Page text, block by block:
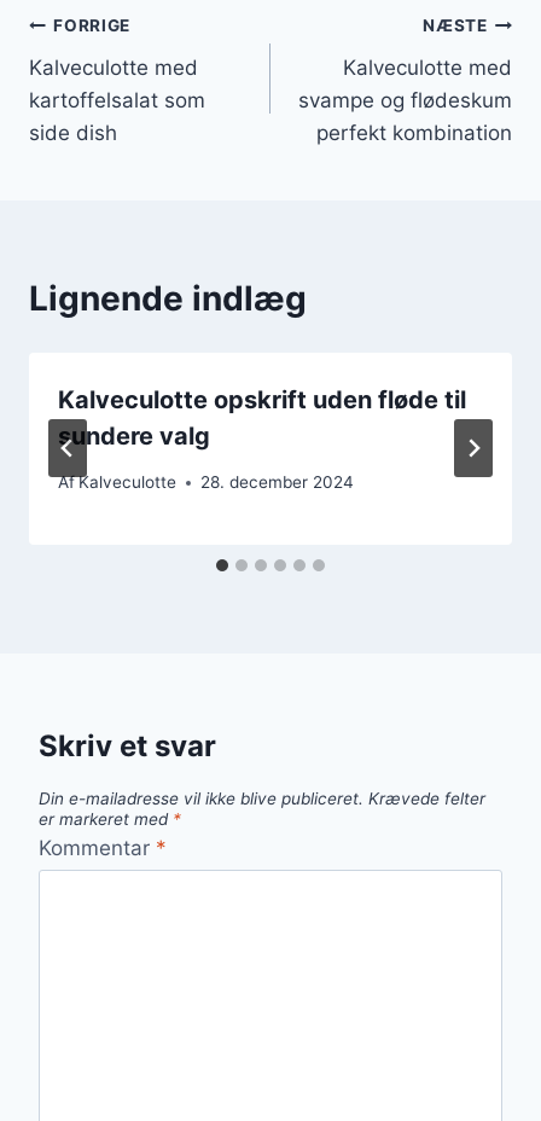
Indlægsnavigation
FORRIGE
Kalveculotte med
kartoffelsalat som
side dish
NÆSTE
Kalveculotte med
svampe og flødeskum
perfekt kombination
Lignende indlæg
Kalveculotte opskrift uden fløde til
sundere valg
AfKalveculotte 28. december 2024
Skriv et svar
Din e-mailadresse vil ikke blive publiceret. Krævede felter
er markeret med *
Kommentar *